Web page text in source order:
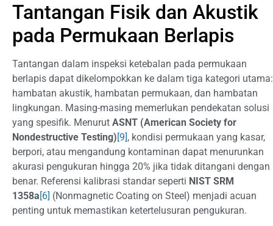
Tantangan Fisik dan Akustik
pada Permukaan Berlapis
Tantangan dalam inspeksi ketebalan pada permukaan
berlapis dapat dikelompokkan ke dalam tiga kategori utama:
hambatan akustik, hambatan permukaan, dan hambatan
lingkungan. Masing-masing memerlukan pendekatan solusi
yang spesifik. Menurut ASNT (American Society for
Nondestructive Testing) [9] , kondisi permukaan yang kasar,
berpori, atau mengandung kontaminan dapat menurunkan
akurasi pengukuran hingga 20% jika tidak ditangani dengan
benar. Referensi kalibrasi standar seperti NIST SRM
1358a [6] (Nonmagnetic Coating on Steel) menjadi acuan
penting untuk memastikan ketertelusuran pengukuran.